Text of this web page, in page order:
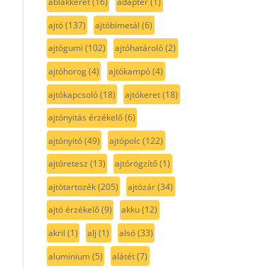
ajtó(137) ajtóbimetál (6)
ajtógumi (102) ajtóhatároló(2)
ajtóhorog(4) ajtókampó(4)
ajtókapcsoló(18) ajtókeret(18)
ajtónyitás érzékelő(6)
ajtónyitó(49) ajtópolc(122)
ajtóretesz (13) ajtórögzítő(1)
ajtótartozék(205) ajtózár(34)
ajtó érzékelő(9) akku(12)
akril (1) alj (1) alsó(33)
aluminium(5) alátét(7)